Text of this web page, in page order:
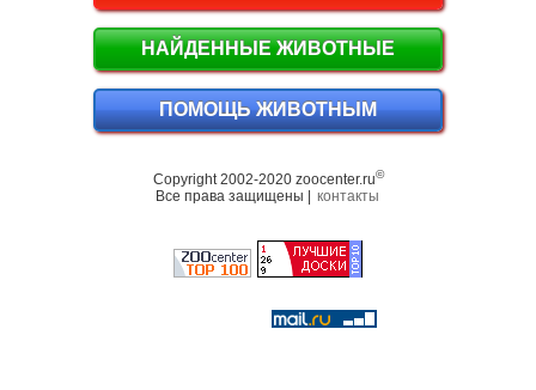
НАЙДЕННЫЕ ЖИВОТНЫЕ
ПОМОЩЬ ЖИВОТНЫМ
Copyright 2002-2020 zoocenter.ru©
Все права защищены | контакты